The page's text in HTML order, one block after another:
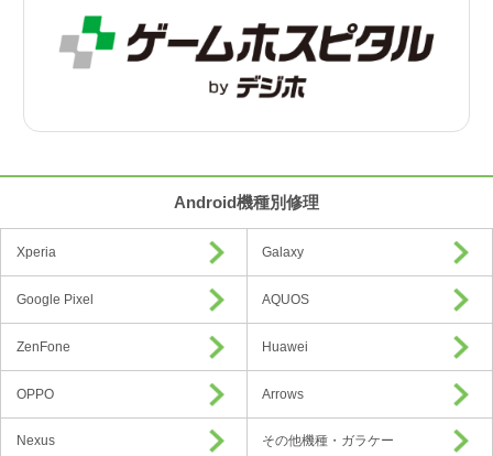
Android機種別修理
Xperia Galaxy
Google Pixel AQUOS
ZenFone Huawei
OPPO Arrows
Nexus その他機種・ガラケー